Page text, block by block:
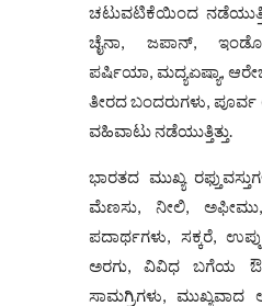
ಚಟುವಟಿಕೆಯಿಂದ
ಚೈನಾ, ಜಪಾನ್,
ಪರ್ಷಿಯಾ, ಮದ್ಯಏಷ್ಯಾ,
ತೀರದ ಬಂದರುಗಳು, ಪೂರ್ವ
ವಹಿವಾಟು ನಡೆಯುತ್ತಿತ್ತು.
ಭಾರತದ ಮುಖ್ಯ
ಮೆಣಸು, ನೀಲಿ, ಅಫೀಮು,
ಪದಾರ್ಥಗಳು, ಸಕ್ಕರೆ,
ಅರಗು, ವಿವಿಧ ಬಗೆಯ
ಸಾಮಗ್ರಿಗಳು, ಮುಖ್ಯವಾದ